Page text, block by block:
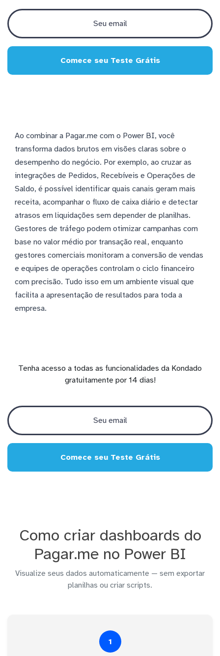
Comece seu Teste Grátis
Ao combinar a Pagar.me com o Power BI, você
transforma dados brutos em visões claras sobre o
desempenho do negócio. Por exemplo, ao cruzar as
integrações de Pedidos, Recebíveis e Operações de
Saldo, é possível identificar quais canais geram mais
receita, acompanhar o fluxo de caixa diário e detectar
atrasos em liquidações sem depender de planilhas.
Gestores de tráfego podem otimizar campanhas com
base no valor médio por transação real, enquanto
gestores comerciais monitoram a conversão de vendas
e equipes de operações controlam o ciclo financeiro
com precisão. Tudo isso em um ambiente visual que
facilita a apresentação de resultados para toda a
empresa.
Tenha acesso a todas as funcionalidades da Kondado
gratuitamente por 14 dias!
Comece seu Teste Grátis
Como criar dashboards do
Pagar.me no Power BI
Visualize seus dados automaticamente — sem exportar
planilhas ou criar scripts.
1